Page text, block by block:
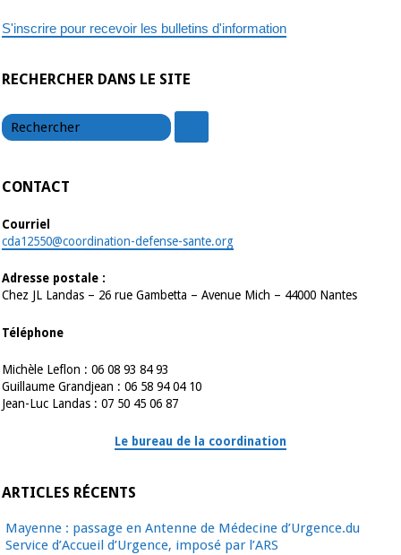
S'inscrire pour recevoir les bulletins d'information
RECHERCHER DANS LE SITE
CONTACT
Courriel
cda12550@coordination-defense-sante.org
Adresse postale :
Chez JL Landas – 26 rue Gambetta – Avenue Mich – 44000 Nantes
Téléphone
Michèle Leflon : 06 08 93 84 93
Guillaume Grandjean : 06 58 94 04 10
Jean-Luc Landas : 07 50 45 06 87
Le bureau de la coordination
ARTICLES RÉCENTS
Mayenne : passage en Antenne de Médecine d’Urgence.du
Service d’Accueil d’Urgence, imposé par l’ARS